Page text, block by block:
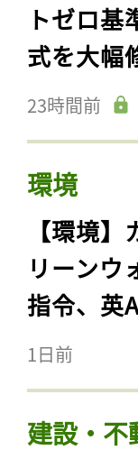
トゼロ
式を大幅
23時間前
環境
【環境
リーンウ
指令、英
1日前
建設・不